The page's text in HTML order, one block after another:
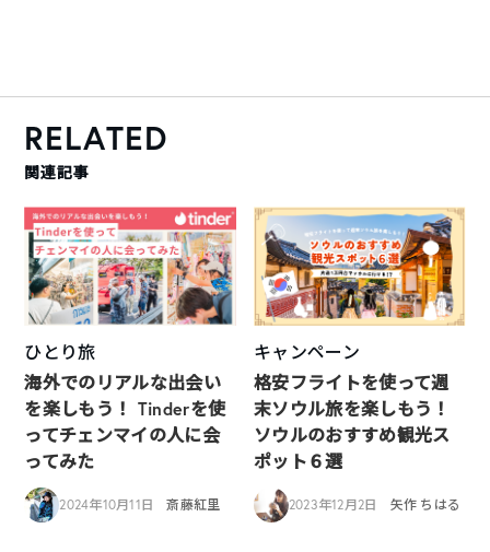
RELATED
関連記事
ひとり旅
海外でのリアルな出会い
を楽しもう！ Tinderを使
ってチェンマイの人に会
ってみた
2024年10月11日 斎藤紅里
キャンペーン
格安フライトを使って週
末ソウル旅を楽しもう！
ソウルのおすすめ観光ス
ポット６選
2023年12月2日 矢作 ちはる